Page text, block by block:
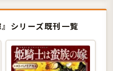
シリーズ既刊一覧